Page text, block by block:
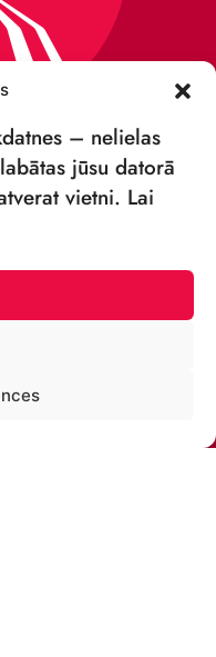
– nelielas
jūsu datorā
vietni. Lai
4,
Latvija